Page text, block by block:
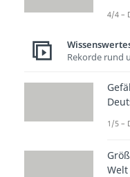
4/4 –
Rekorde rund
1/5 –
Welt